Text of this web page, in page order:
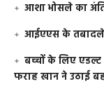
आशा भोसले का
आईएएस के
बच्चों के लिए
फराह खान ने उठाई